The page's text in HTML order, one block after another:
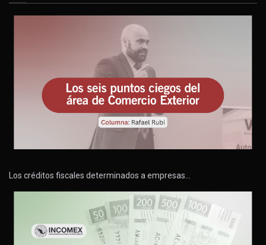
Los créditos fiscales determinados a empresas…